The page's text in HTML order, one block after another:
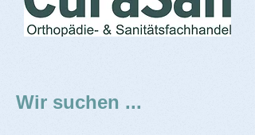
Wir suchen ...